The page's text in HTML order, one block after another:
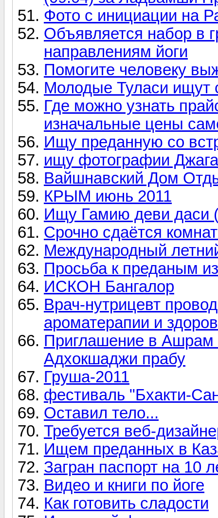
Фото с инициации на
Объявляется набор в
направлениям йоги
Помогите человеку
Молодые Туласи ищут
Где можно узнать
изначальные цены
Ищу преданную со
ищу фотографии
Вайшнавский Дом
КРЫМ июнь 2011
Ищу Гамию деви даси
Срочно сдаётся
Международный
Просьба к преданым
ИСКОН Бангалор
Врач-нутрицевт
ароматерапии и
Приглашение в Ашрам
Адхокшаджи прабу
Груша-2011
фестиваль "Бхакти-
Оставил тело...
Требуется веб-
Ищем преданных в
Загран паспорт на 10
Видео и книги по йоге
Как готовить сладости